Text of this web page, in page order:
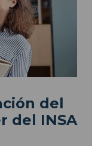
del
del INSA